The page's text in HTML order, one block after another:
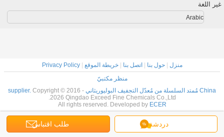
دردشة طلب اقتباس
غير اللغة
Arabic
منزل |حول بنا اتصل بنا |خريطة الموقع |
Privacy Policy
منظر مكتبيّ
China مُمتد السلسلة من مُعدّل التجفيف البوليوريثاني supplier.
Copyright © 2016 -
2026 Qingdao Exceed Fine Chemicals Co.,Ltd.
All rights reserved. Developed by ECER